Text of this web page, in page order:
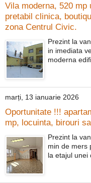
Vila moderna, 520 mp
pretabil clinica,
zona Centrul Civic.
Prezint la
in imediata
moderna
marți, 13 ianuarie 2026
Oportunitate !!!
mp, locuinta, birouri
Prezint la
min de mers
la etajul unei